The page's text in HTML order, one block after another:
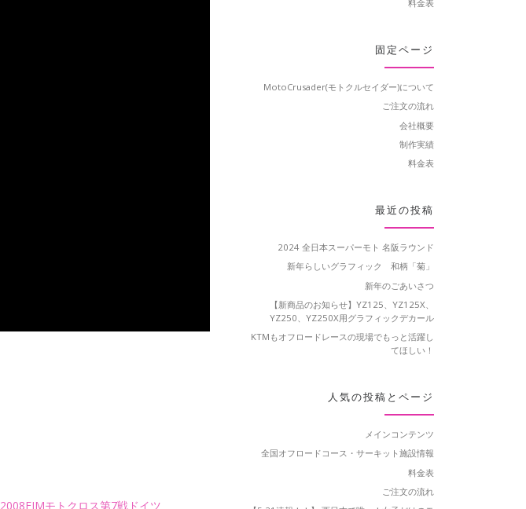
2008FIMモトクロス第7戦ドイツ
料金表
固定ページ
MotoCrusader(モトクルセイダー)について
ご注文の流れ
会社概要
制作実績
料金表
最近の投稿
2024 全日本スーパーモト 名阪ラウンド
新年らしいグラフィック 和柄「菊」
新年のごあいさつ
【新商品のお知らせ】YZ125、YZ125X、
YZ250、YZ250X用グラフィックデカール
KTMもオフロードレースの現場でもっと活躍し
てほしい！
人気の投稿とページ
メインコンテンツ
全国オフロードコース・サーキット施設情報
料金表
ご注文の流れ